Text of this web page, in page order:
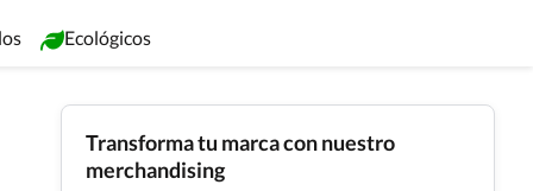
Ecológicos
Transforma tu marca con nuestro
merchandising